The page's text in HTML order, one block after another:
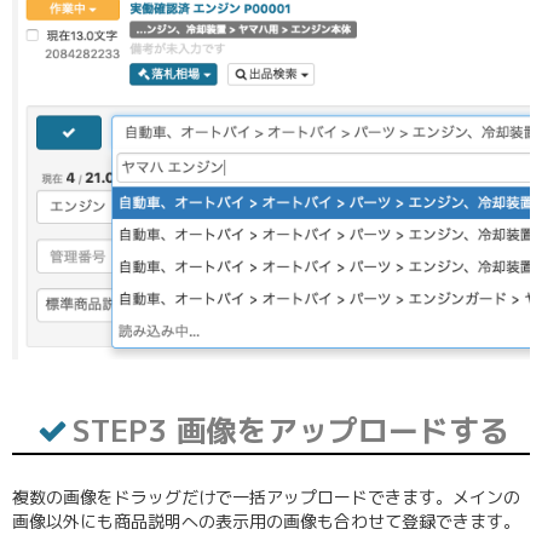
STEP3 画像をアップロードする
複数の画像をドラッグだけで一括アップロードできます。メインの
画像以外にも商品説明への表示用の画像も合わせて登録できます。